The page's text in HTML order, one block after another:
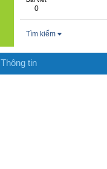
0
Tìm kiếm
Thông tin